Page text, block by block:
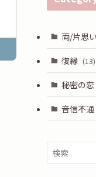
両/片思い
復縁 (13)
秘密の恋
音信不通